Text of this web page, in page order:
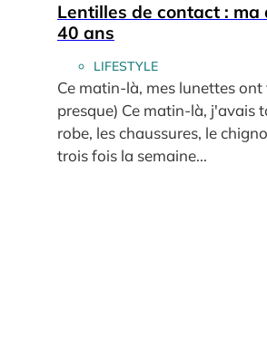
Lentilles de contact : ma
40 ans
LIFESTYLE
Ce matin-là, mes lunettes
presque) Ce matin-là, j'avais
robe, les chaussures, le
trois fois la semaine...